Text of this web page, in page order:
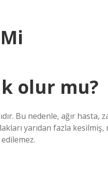
olur mu?
Bu nedenle, ağır hasta,
yarıdan fazla